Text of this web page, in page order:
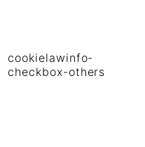
cookielawinfo-
checkbox-others